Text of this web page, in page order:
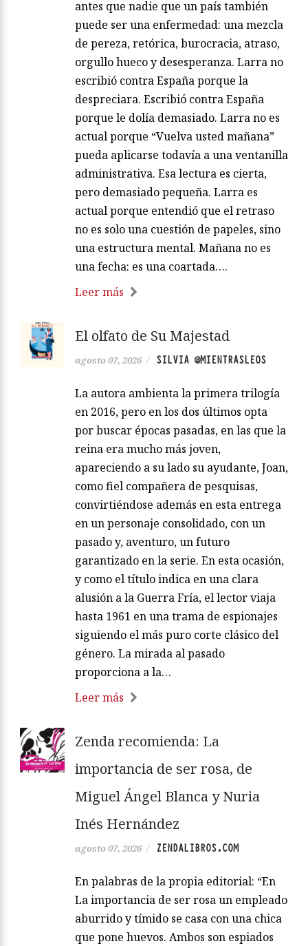
antes que nadie que un país también
puede ser una enfermedad: una mezcla
de pereza, retórica, burocracia, atraso,
orgullo hueco y desesperanza. Larra no
escribió contra España porque la
despreciara. Escribió contra España
porque le dolía demasiado. Larra no es
actual porque “Vuelva usted mañana”
pueda aplicarse todavía a una ventanilla
administrativa. Esa lectura es cierta,
pero demasiado pequeña. Larra es
actual porque entendió que el retraso
no es solo una cuestión de papeles, sino
una estructura mental. Mañana no es
una fecha: es una coartada….
Leer más
El olfato de Su Majestad
agosto 07, 2026 / SILVIA @MIENTRASLEOS
La autora ambienta la primera trilogía
en 2016, pero en los dos últimos opta
por buscar épocas pasadas, en las que la
reina era mucho más joven,
apareciendo a su lado su ayudante, Joan,
como fiel compañera de pesquisas,
convirtiéndose además en esta entrega
en un personaje consolidado, con un
pasado y, aventuro, un futuro
garantizado en la serie. En esta ocasión,
y como el título indica en una clara
alusión a la Guerra Fría, el lector viaja
hasta 1961 en una trama de espionajes
siguiendo el más puro corte clásico del
género. La mirada al pasado
proporciona a la…
Leer más
Zenda recomienda: La
importancia de ser rosa, de
Miguel Ángel Blanca y Nuria
Inés Hernández
agosto 07, 2026 / ZENDALIBROS.COM
En palabras de la propia editorial: “En
La importancia de ser rosa un empleado
aburrido y tímido se casa con una chica
que pone huevos. Ambos son espiados